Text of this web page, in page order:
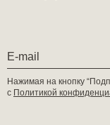
Нажимая на кнопку
с Политикой